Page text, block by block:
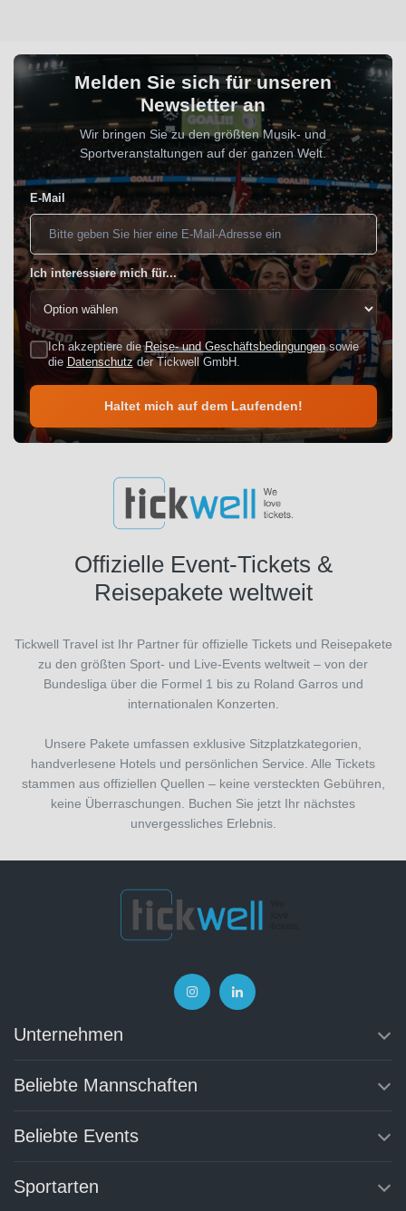
Melden Sie sich für unseren
Newsletter an
Wir bringen Sie zu den größten Musik- und
Sportveranstaltungen auf der ganzen Welt.
E-Mail
Ich interessiere mich für...
Ich akzeptiere dieReise- und Geschäftsbedingungensowie
die Datenschutzder Tickwell GmbH.
Haltet mich auf dem Laufenden!
Offizielle Event-Tickets &
Reisepakete weltweit
Tickwell Travel ist Ihr Partner für offizielle Tickets und Reisepakete
zu den größten Sport- und Live-Events weltweit – von der
Bundesliga über die Formel 1 bis zu Roland Garros und
internationalen Konzerten.
Unsere Pakete umfassen exklusive Sitzplatzkategorien,
handverlesene Hotels und persönlichen Service. Alle Tickets
stammen aus offiziellen Quellen – keine versteckten Gebühren,
keine Überraschungen. Buchen Sie jetzt Ihr nächstes
unvergessliches Erlebnis.
Unternehmen
Beliebte Mannschaften
Beliebte Events
Sportarten